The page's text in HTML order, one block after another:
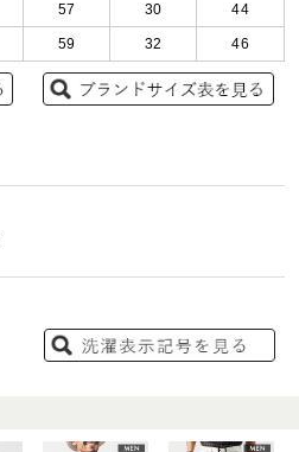
57 30 44
59 32 46